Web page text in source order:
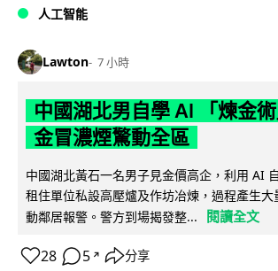
人工智能
Lawton 7 小時
中國湖北男自學 AI 「煉金
金冒濃煙驚動全區
中國湖北黃石一名男子見金價高企，利用 AI
租住單位私設高壓爐及作坊冶煉，過程產生
動鄰居報警。警方到場揭發整...
閱讀全文
28 5 ↗ 分享